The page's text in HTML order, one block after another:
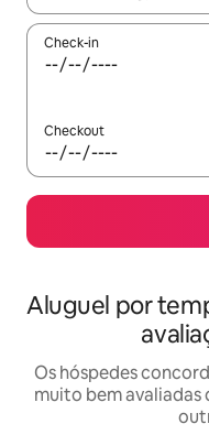
Check-in
Checkout
Aluguel por
Os hóspedes
muito bem avaliadas